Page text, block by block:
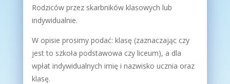
Rodziców przez skarbników klasowych lub
indywidualnie.
W opisie prosimy podać: klasę (zaznaczając czy
jest to szkoła podstawowa czy liceum), a dla
wpłat indywidualnych imię i nazwisko ucznia oraz
klasę.